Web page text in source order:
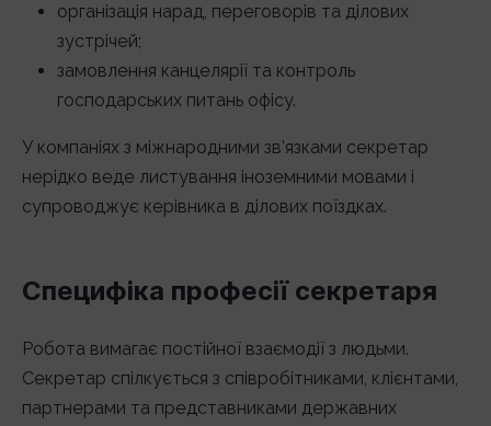
організація нарад, переговорів та ділових
зустрічей;
замовлення канцелярії та контроль
господарських питань офісу.
У компаніях з міжнародними зв’язками секретар
нерідко веде листування іноземними мовами і
супроводжує керівника в ділових поїздках.
Специфіка професії секретаря
Робота вимагає постійної взаємодії з людьми.
Секретар спілкується з співробітниками, клієнтами,
партнерами та представниками державних